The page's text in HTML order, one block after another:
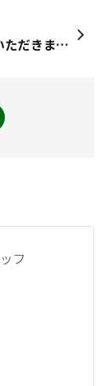
お菓子をいただきました♪ありがとうございます😊パッケージからおいしそうが伝わってきますね🔥また投稿させていただきます✨
フ